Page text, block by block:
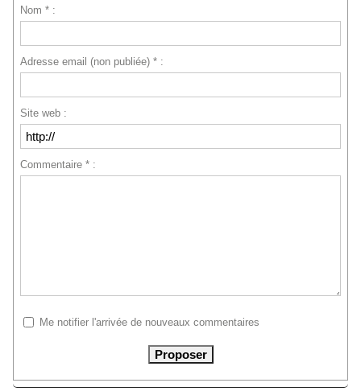
Nom * :
Adresse email (non publiée) * :
Site web :
Commentaire * :
Me notifier l'arrivée de nouveaux commentaires